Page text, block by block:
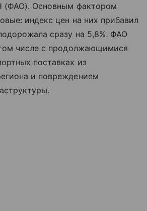
(ФАО). Основным фактором
индекс цен на них прибавил
сразу на 5,8%. ФАО
числе с продолжающимися
поставках из
и повреждением